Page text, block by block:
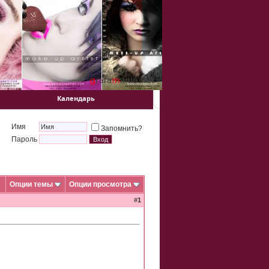
Календарь
Имя
Запомнить?
Пароль
Опции темы Опции просмотра
#1